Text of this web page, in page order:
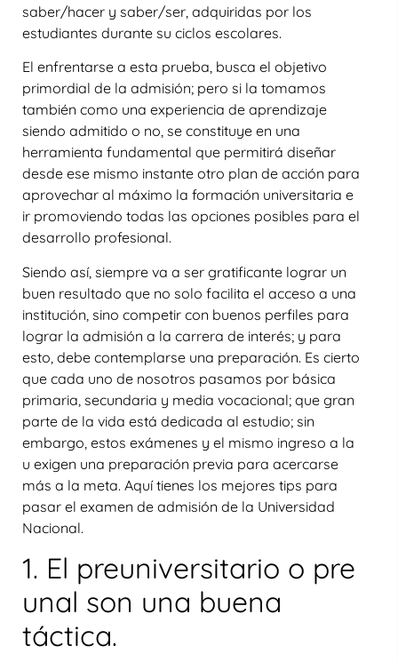
saber/hacer y saber/ser, adquiridas por los
estudiantes durante su ciclos escolares.
El enfrentarse a esta prueba, busca el objetivo
primordial de la admisión; pero si la tomamos
también como una experiencia de aprendizaje
siendo admitido o no, se constituye en una
herramienta fundamental que permitirá diseñar
desde ese mismo instante otro plan de acción para
aprovechar al máximo la formación universitaria e
ir promoviendo todas las opciones posibles para el
desarrollo profesional.
Siendo así, siempre va a ser gratificante lograr un
buen resultado que no solo facilita el acceso a una
institución, sino competir con buenos perfiles para
lograr la admisión a la carrera de interés; y para
esto, debe contemplarse una preparación. Es cierto
que cada uno de nosotros pasamos por básica
primaria, secundaria y media vocacional; que gran
parte de la vida está dedicada al estudio; sin
embargo, estos exámenes y el mismo ingreso a la
u exigen una preparación previa para acercarse
más a la meta. Aquí tienes los mejores tips para
pasar el examen de admisión de la Universidad
Nacional.
1. El preuniversitario o pre
unal son una buena
táctica.